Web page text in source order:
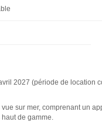
2027 (période de location
sur mer, comprenant un
de gamme.